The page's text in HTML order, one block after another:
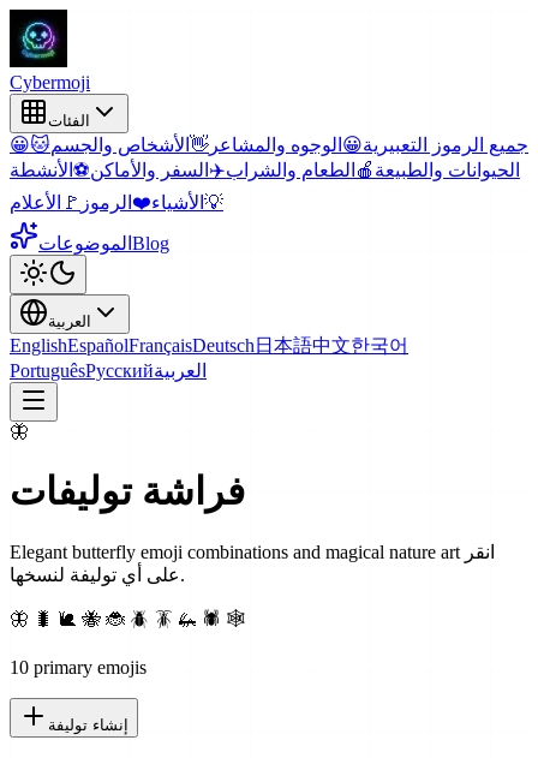
Cybermoji
الفئات
😀 جميع الرموز التعبيرية😀 الوجوه والمشاعر 👋 الأشخاص والجسم🐱
الحيوانات والطبيعة 🍎 الطعام والشراب✈️ السفر والأماكن⚽ الأنشطة
💡 الأشياء❤️ الرموز 🚩
الأعلام
الموضوعات Blog
العربية
EnglishEspañolFrançaisDeutsch 日本語中文한국어
PortuguêsРусскийالعربية
🦋
فراشة توليفات
Elegant butterfly emoji combinations and magical nature art انقر
على أي توليفة لنسخها.
🦋 🐛 🐌 🐝 🐞 🪲 🪳 🦗 🕷 🕸
10 primary emojis
إنشاء توليفة